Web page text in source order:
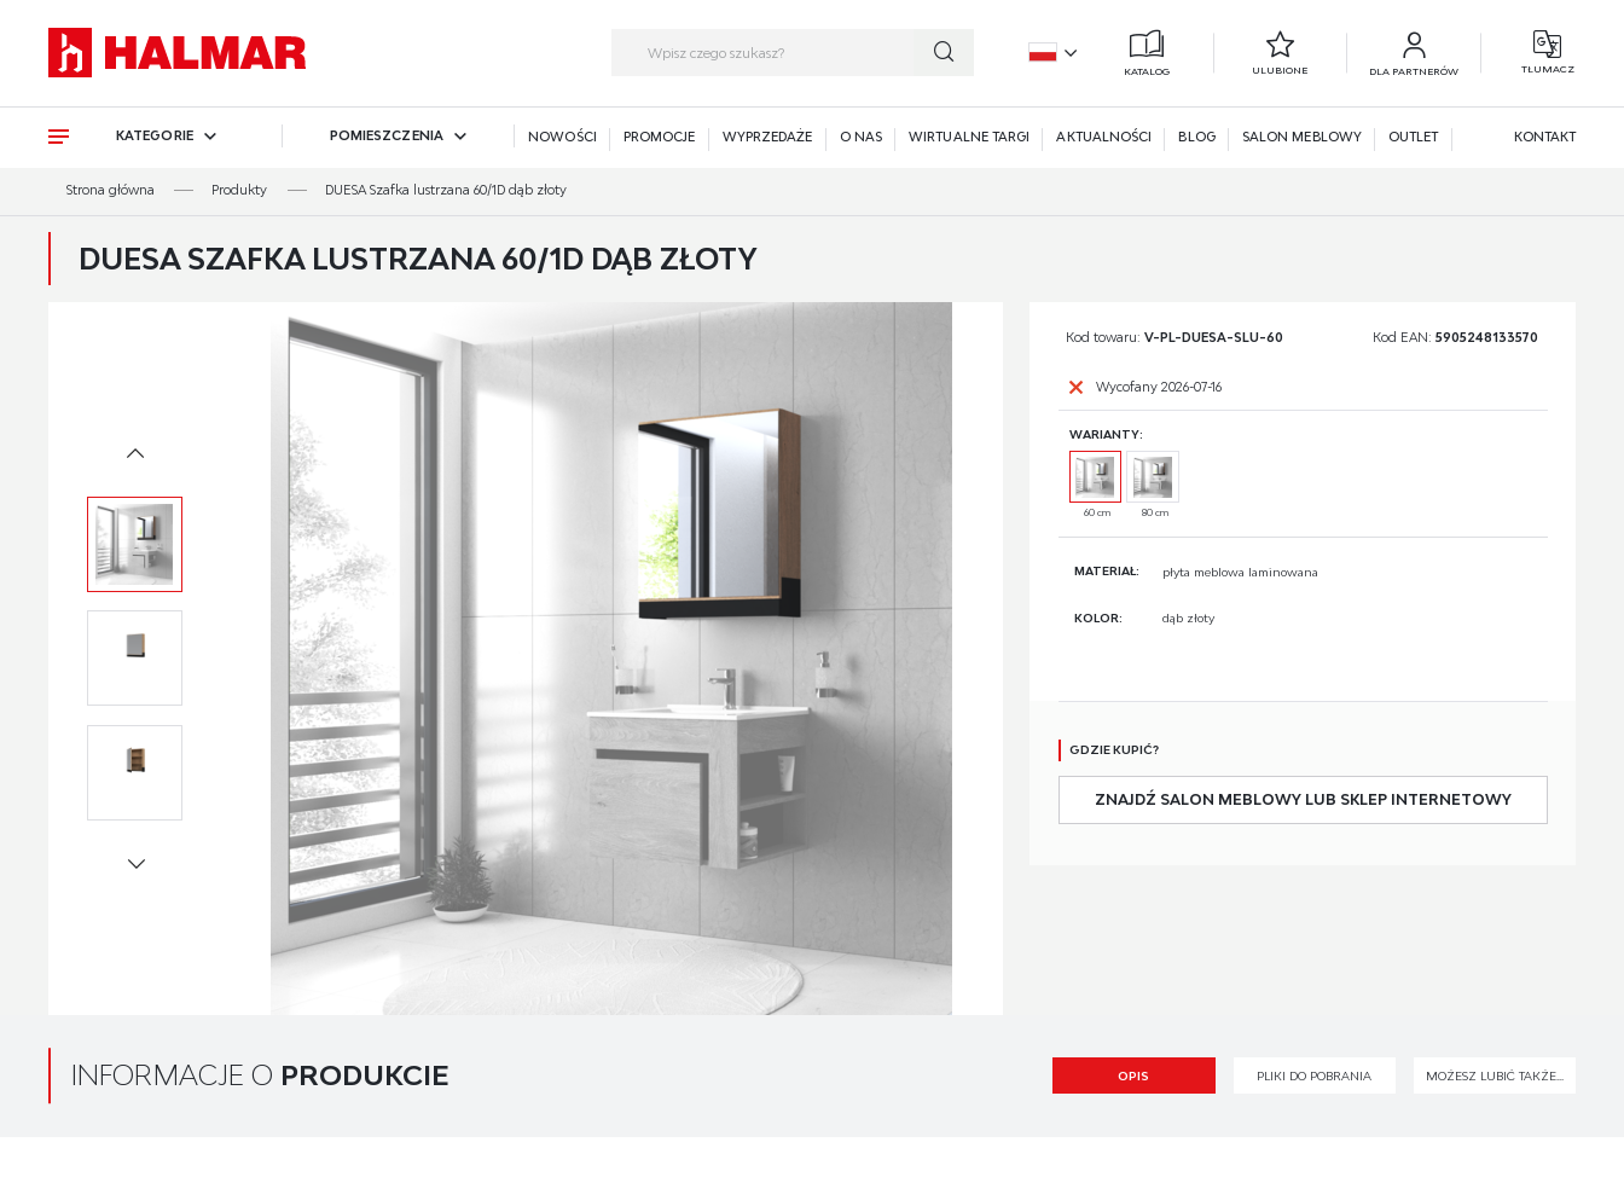
KATALOG ULUBIONE DLA PARTNERÓW TŁUMACZ
KATEGORIE POMIESZCZENIA NOWOŚCI PROMOCJE WYPRZEDAŻE O NAS WIRTUALNE TARGI AKTUALNOŚCI BLOG SALON MEBLOWY OUTLET KONTAKT
Strona główna Produkty DUESA Szafka lustrzana 60/1D dąb złoty
DUESA SZAFKA LUSTRZANA 60/1D DĄB ZŁOTY
Kod towaru: V-PL-DUESA-SLU-60 Kod EAN: 5905248133570
Wycofany 2026-07-16
WARIANTY:
60 cm 80 cm
MATERIAŁ: płyta meblowa laminowana
KOLOR: dąb złoty
GDZIE KUPIĆ?
ZNAJDŹ SALON MEBLOWY LUB SKLEP INTERNETOWY
INFORMACJE O PRODUKCIE OPIS PLIKI DO POBRANIA MOŻESZ LUBIĆ TAKŻE...